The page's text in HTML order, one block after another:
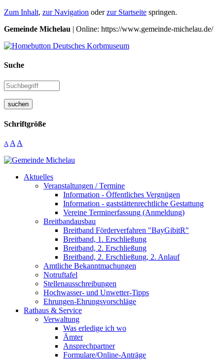
Zum Inhalt, zur Navigation oderzur Startseite springen.
Gemeinde Michelau | Online: https://www.gemeinde-michelau.de/
Suche
suchen
Schriftgröße
A A A
Aktuelles
Veranstaltungen / Termine
Information - Öffentliches Vergnügen
Information - gaststättenrechtliche Gestattung
Vereine Terminerfassung (Anmeldung)
Breitbandausbau
Breitband Förderverfahren "BayGibitR"
Breitband, 1. Erschließung
Breitband, 2. Erschließung
Breitband, 2. Erschließung, 2. Anlauf
Amtliche Bekanntmachungen
Notruftafel
Stellenausschreibungen
Hochwasser- und Unwetter-Tipps
Ehrungen-Ehrungsvorschläge
Rathaus & Service
Verwaltung
Was erledige ich wo
Ämter
Ansprechpartner
Formulare/Online-Anträge